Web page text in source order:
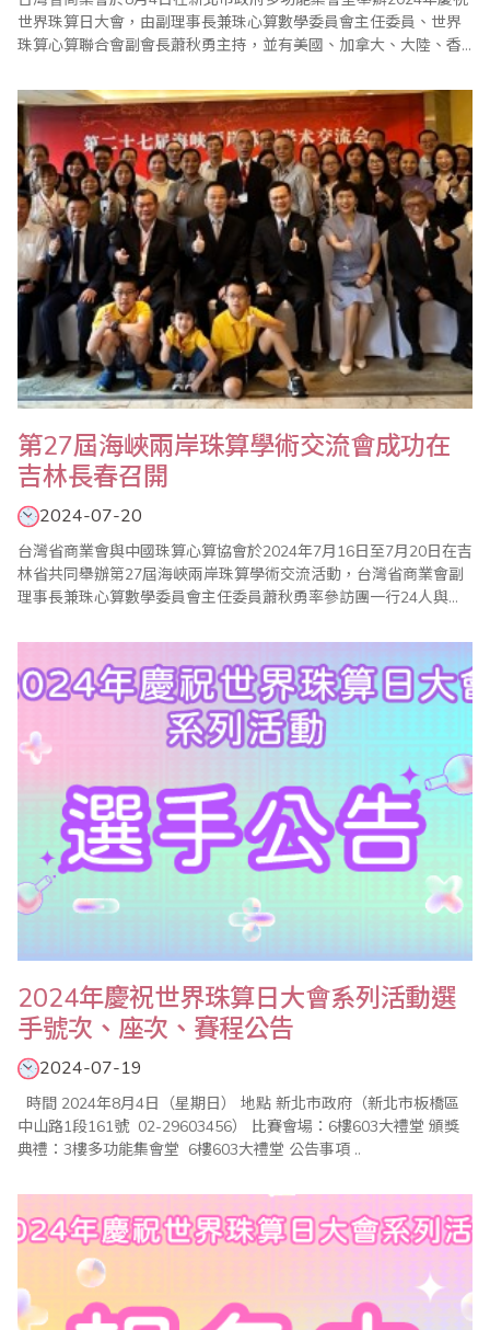
世界珠算日大會，由副理事長兼珠心算數學委員會主任委員、世界
珠算心算聯合會副會長蕭秋勇主持，並有美國、加拿大、大陸、香
8月8日除了是父親節也是世界珠算日，省商會除了舉辦慶祝大會
外，也同步舉辦國際心算、數學、珠算比賽，海內外近千名選手齊
聚一堂共同競技。根據多項學術研究指出，..
第27屆海峽兩岸珠算學術交流會成功在
吉林長春召開
2024-07-20
台灣省商業會與中國珠算心算協會於2024年7月16日至7月20日在吉
林省共同舉辦第27屆海峽兩岸珠算學術交流活動，台灣省商業會副
理事長兼珠心算數學委員會主任委員蕭秋勇率參訪團一行24人與
議由中珠協副會長程北平及省商會副理事長蕭秋勇共同主持，出席
成員還包括中珠協歐文漢會長、副會長黃仲陽，吉林省珠心算協會
會長張寶政、江蘇省珠算協會會長徐揚升..
2024年慶祝世界珠算日大會系列活動選
手號次、座次、賽程公告
2024-07-19
中山路1段161號 02-29603456） 比賽會場：6樓603大禮堂 頒獎
典禮：3樓多功能集會堂 6樓603大禮堂 公告事項 ..